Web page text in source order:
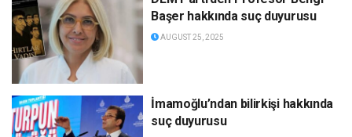
Başer hakkında suç duyurusu
AUGUST 25, 2025
İmamoğlu’ndan bilirkişi hakkında
suç duyurusu